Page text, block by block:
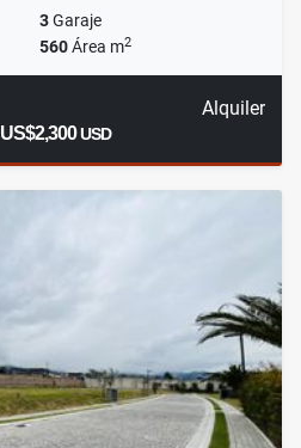
3Garaje
560Área m2
Alquiler
US$2,300USD